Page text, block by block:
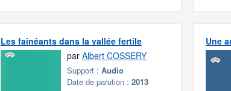
Les fainéants dans la vallée fertile
parAlbert COSSERY
Support :Audio
Date de parution :2013
Une